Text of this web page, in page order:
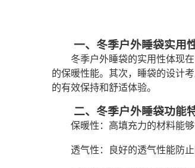
一、冬季户外睡袋实用
冬季户外睡袋的实用性体现
的保暖性能。其次，睡袋的设计
的有效保持和舒适体验。
二、冬季户外睡袋功能
保暖性：高填充力的材料能
透气性：良好的透气性能防